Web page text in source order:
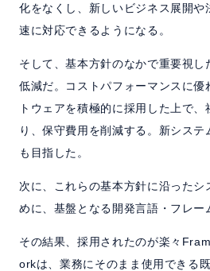
化をなくし、新しいビジネス展開や
速に対応できるようになる。
そして、基本方針のなかで重要視
低減だ。コストパフォーマンスに優
トウェアを積極的に採用した上で
り、保守費用を削減する。新シス
も目指した。
次に、これらの基本方針に沿った
めに、基盤となる開発言語・フレー
その結果、採用されたのが楽々
orkは、業務にそのまま使用できる